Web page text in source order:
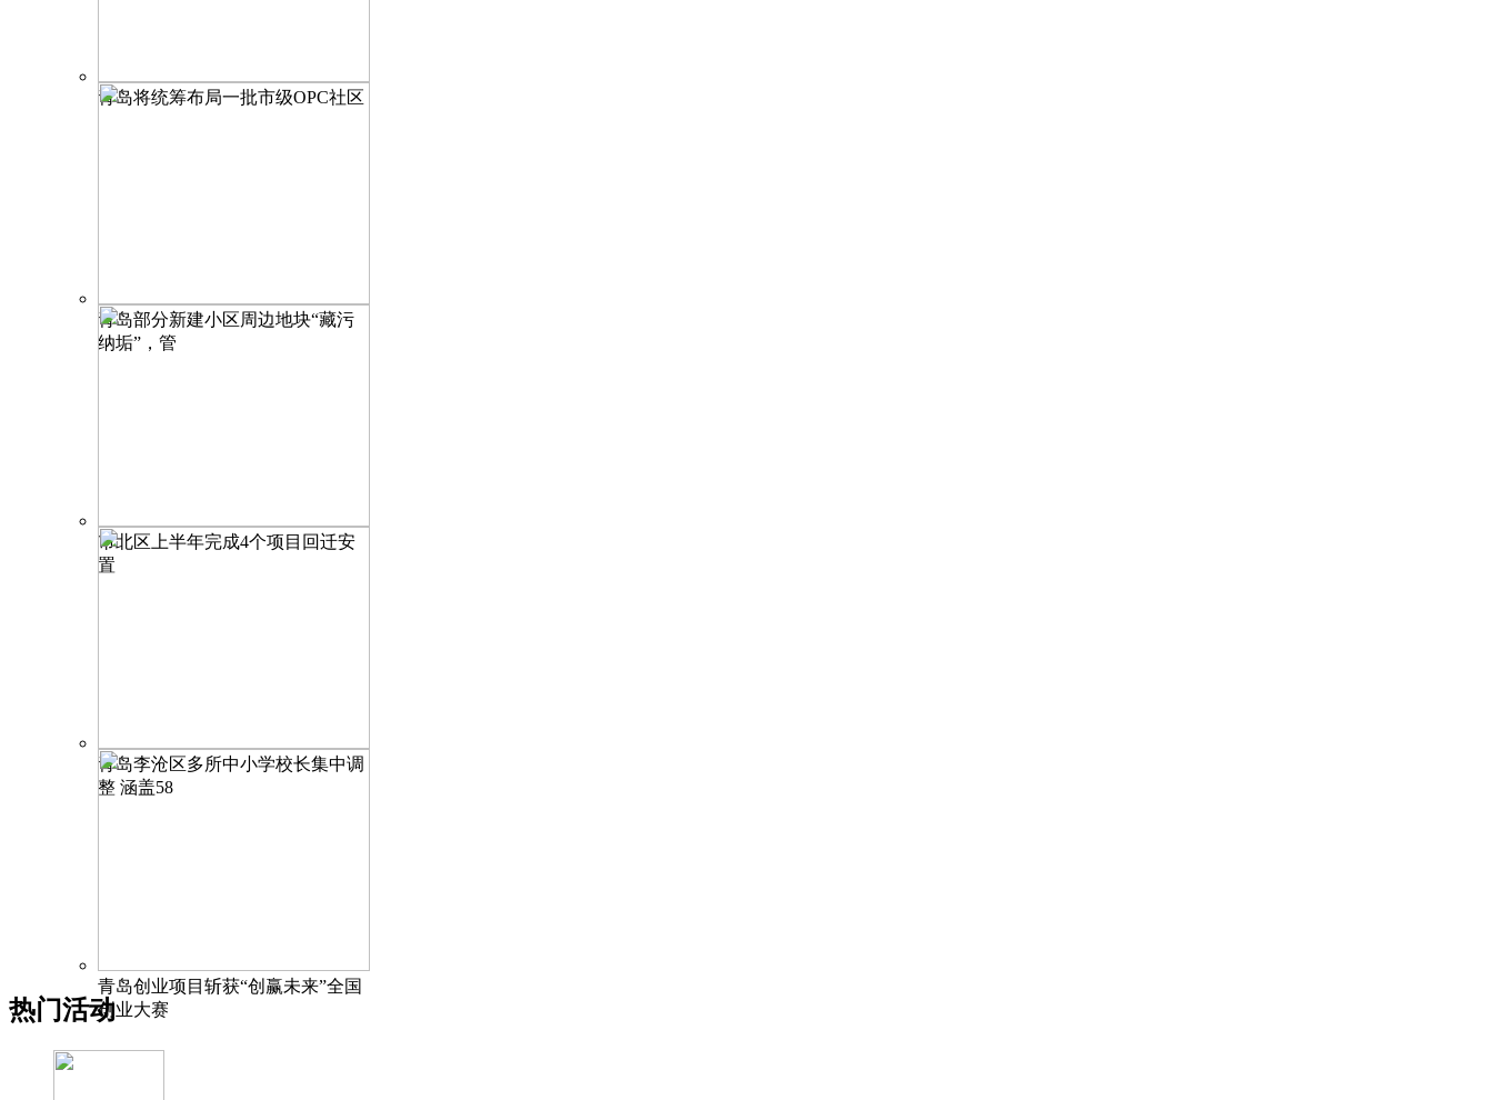
青岛将统筹布局一批市级OPC社区
青岛部分新建小区周边地块“藏污
纳垢”，管
市北区上半年完成4个项目回迁安
置
青岛李沧区多所中小学校长集中调
整 涵盖58
青岛创业项目斩获“创赢未来”全国
创业大赛
热门活动